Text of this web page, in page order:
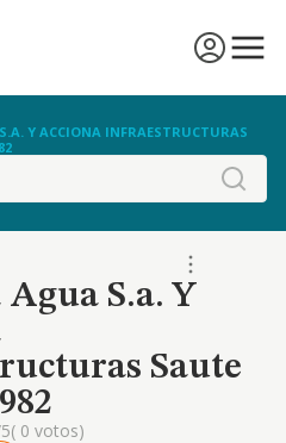
Y ACCIONA INFRAESTRUCTURAS
S.a. Y
Saute
( 0 votos)